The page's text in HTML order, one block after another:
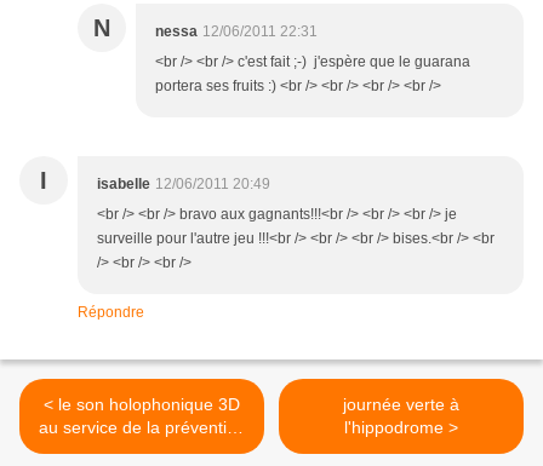
N nessa 12/06/2011 22:31
<br /> <br /> c'est fait ;-) j'espère que le guarana
portera ses fruits :) <br /> <br /> <br /> <br />
I isabelle 12/06/2011 20:49
<br /> <br /> bravo aux gagnants!!!<br /> <br /> <br /> je
surveille pour l'autre jeu !!!<br /> <br /> <br /> bises.<br /> <br
/> <br /> <br />
Répondre
< le son holophonique 3D
au service de la prévention
de la surdité chez les
journée verte à
l'hippodrome >